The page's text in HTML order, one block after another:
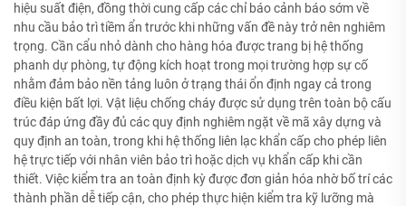
hiệu suất điện, đồng thời cung cấp các chỉ báo cảnh báo sớm về
nhu cầu bảo trì tiềm ẩn trước khi những vấn đề này trở nên nghiêm
trọng. Cần cẩu nhỏ dành cho hàng hóa được trang bị hệ thống
phanh dự phòng, tự động kích hoạt trong mọi trường hợp sự cố
nhằm đảm bảo nền tảng luôn ở trạng thái ổn định ngay cả trong
điều kiện bất lợi. Vật liệu chống cháy được sử dụng trên toàn bộ cấu
trúc đáp ứng đầy đủ các quy định nghiêm ngặt về mã xây dựng và
quy định an toàn, trong khi hệ thống liên lạc khẩn cấp cho phép liên
hệ trực tiếp với nhân viên bảo trì hoặc dịch vụ khẩn cấp khi cần
thiết. Việc kiểm tra an toàn định kỳ được đơn giản hóa nhờ bố trí các
thành phần dễ tiếp cận, cho phép thực hiện kiểm tra kỹ lưỡng mà